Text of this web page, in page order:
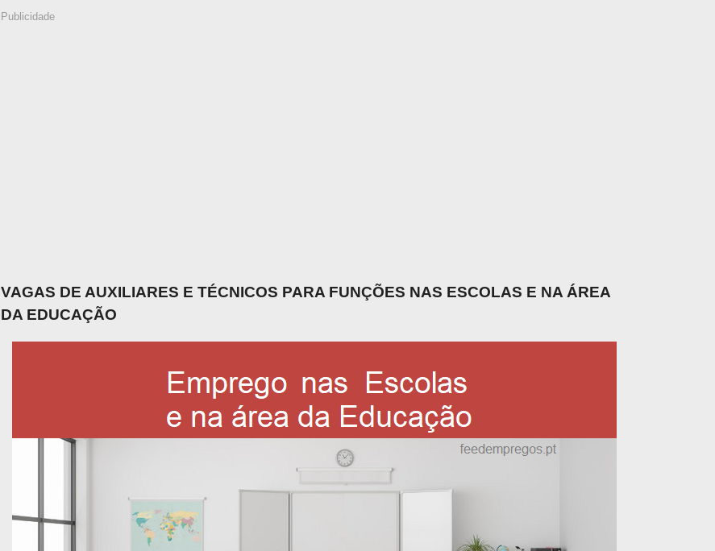
Publicidade
VAGAS DE AUXILIARES E TÉCNICOS PARA FUNÇÕES NAS ESCOLAS E NA ÁREA
DA EDUCAÇÃO